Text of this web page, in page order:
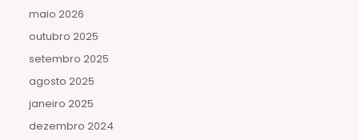
maio 2026
outubro 2025
setembro 2025
agosto 2025
janeiro 2025
dezembro 2024